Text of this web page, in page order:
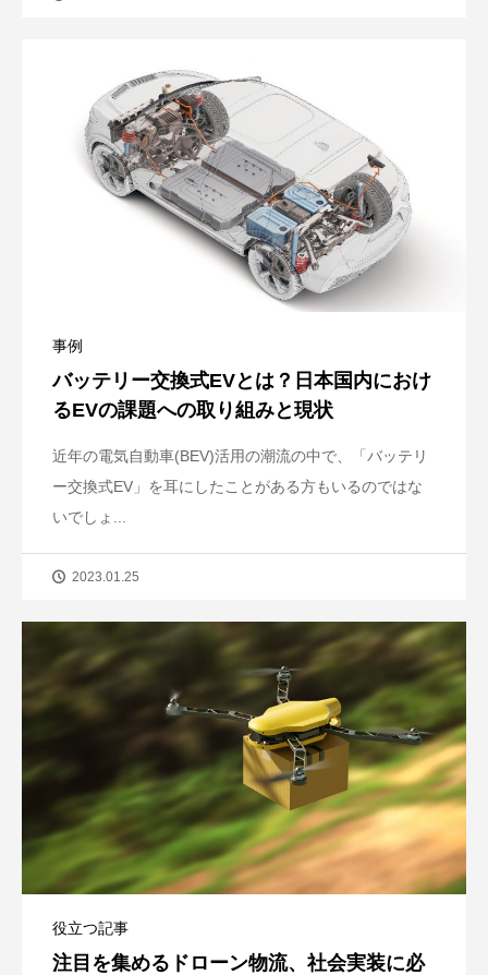
事例
バッテリー交換式EVとは？日本国内におけ
るEVの課題への取り組みと現状
近年の電気自動車(BEV)活用の潮流の中で、「バッテリ
ー交換式EV」を耳にしたことがある方もいるのではな
いでしょ...
2023.01.25
役立つ記事
注目を集めるドローン物流、社会実装に必